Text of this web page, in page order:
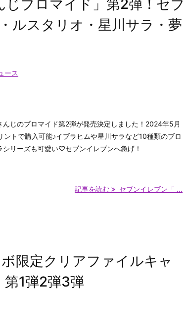
ブロマイド」第2弾！セブ
ルスタリオ・星川サラ・夢
ース
んじのブロマイド第2弾が発売決定しました！2024年5月
ントで購入可能♪イブラヒムや星川サラなど10種類のブロ
リーズも可愛い♡セブンイレブンへ急げ！
記事を読む セブンイレブン「 ...
限定クリアファイルキャ
1弾2弾3弾